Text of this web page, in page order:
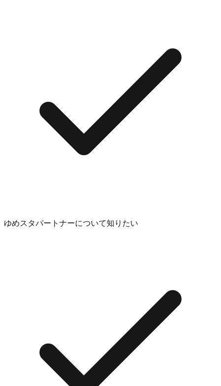
ゆめスタパートナーについて知りたい